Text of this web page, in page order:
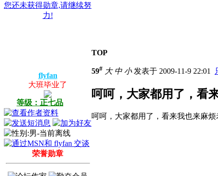
您还未获得勋章,请继续努
力!
TOP
flyfan
大班毕业了
等级：正七品
荣誉勋章
59# 大 中 小发表于 2009-11-9 22:01
呵呵，大家都用了，看
呵呵，大家都用了，看来我也来麻